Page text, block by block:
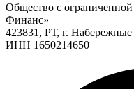
Общество с
Финанс»
423831, РТ, г.
ИНН 1650214650